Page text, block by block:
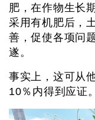
肥，在作物生长
采用有机肥后，
善，促使各项问
遂。
事实上，这可从
10％内得到应证。